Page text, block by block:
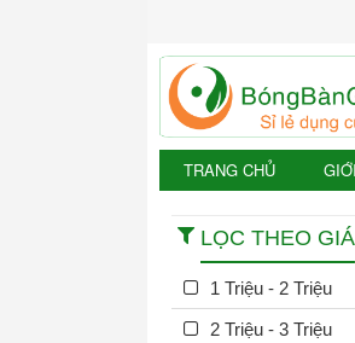
TRANG CHỦ
LỌC THEO GIÁ
1 Triệu - 2 Triệu
2 Triệu - 3 Triệu